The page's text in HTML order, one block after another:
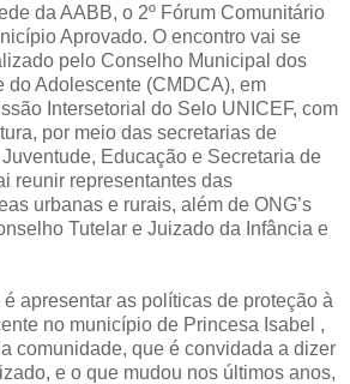
da AABB, o 2º Fórum Comunitário
Aprovado. O encontro vai se
pelo Conselho Municipal dos
do Adolescente (CMDCA), em
Intersetorial do Selo UNICEF, com
por meio das secretarias de
Educação e Secretaria de
reunir representantes das
urbanas e rurais, além de ONG’s
Tutelar e Juizado da Infância e
apresentar as políticas de proteção à
no município de Princesa Isabel ,
comunidade, que é convidada a dizer
e o que mudou nos últimos anos,